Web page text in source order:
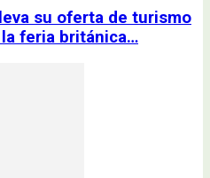
su oferta de turismo
feria británica…